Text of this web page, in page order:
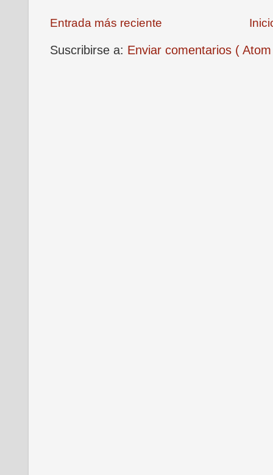
Entrada más reciente
Suscribirse a: Enviar comentarios (